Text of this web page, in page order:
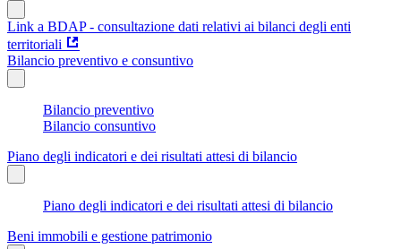
Link a BDAP - consultazione dati relativi ai bilanci degli enti
territoriali
Bilancio preventivo e consuntivo
Bilancio preventivo
Bilancio consuntivo
Piano degli indicatori e dei risultati attesi di bilancio
Piano degli indicatori e dei risultati attesi di bilancio
Beni immobili e gestione patrimonio